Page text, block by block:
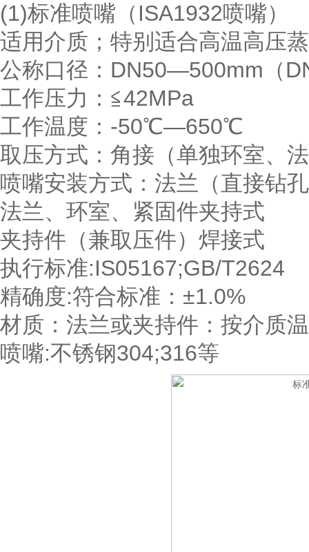
(1)标准喷嘴（ISA1932喷嘴）
适用介质；特别适合高温高压
公称口径：DN50—500mm（
工作压力：≦42MPa
工作温度：-50℃—650℃
取压方式：角接（单独环室、
喷嘴安装方式：法兰（直接钻
法兰、环室、紧固件夹持式
夹持件（兼取压件）焊接式
执行标准:IS05167;GB/T2624
精确度:符合标准：±1.0%
材质：法兰或夹持件：按介质
喷嘴:不锈钢304;316等